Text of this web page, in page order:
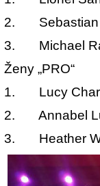
2.
3.
Ženy „PRO“
1.
Lucy
2.
3.